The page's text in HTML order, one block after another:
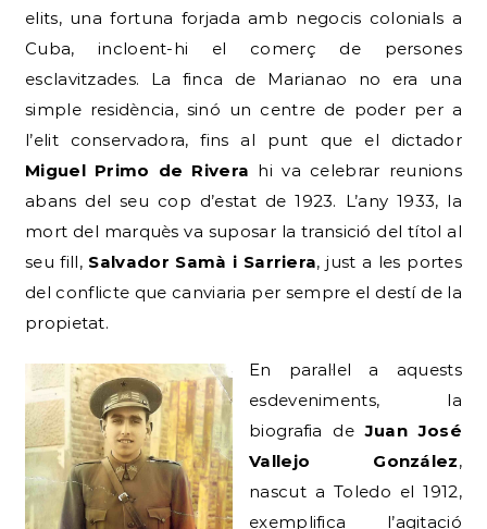
elits, una fortuna forjada amb negocis colonials a
Cuba, incloent-hi el comerç de persones
esclavitzades. La finca de Marianao no era una
simple residència, sinó un centre de poder per a
l’elit conservadora, fins al punt que el dictador
Miguel Primo de Rivera hi va celebrar reunions
abans del seu cop d’estat de 1923. L’any 1933, la
mort del marquès va suposar la transició del títol al
seu fill, Salvador Samà i Sarriera, just a les portes
del conflicte que canviaria per sempre el destí de la
propietat.
En paral·lel a aquests
esdeveniments, la
biografia deJuan José
Vallejo González,
nascut a Toledo el 1912,
exemplifica l’agitació